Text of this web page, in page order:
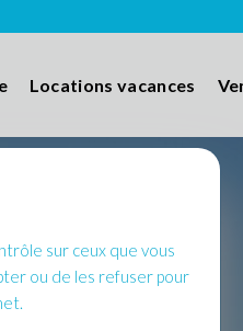
Locations vacances
sur ceux que vous
ou de les refuser pour